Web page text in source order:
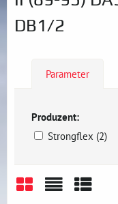
DB1/2
Parameter
Produzent:
Strongflex (2)